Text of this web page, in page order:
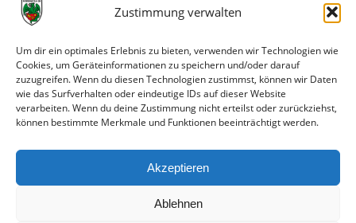
Zustimmung verwalten
Um dir ein optimales Erlebnis zu bieten, verwenden wir Technologien wie
Cookies, um Geräteinformationen zu speichern und/oder darauf
zuzugreifen. Wenn du diesen Technologien zustimmst, können wir Daten
wie das Surfverhalten oder eindeutige IDs auf dieser Website
verarbeiten. Wenn du deine Zustimmung nicht erteilst oder zurückziehst,
können bestimmte Merkmale und Funktionen beeinträchtigt werden.
Akzeptieren
Ablehnen
das am Sonntag stattfindende Lokalderby gegen
TuS Neuhausen 1b spannende neunzig Minuten,
mögen mir verzeihen, der Sieger Wormatia
heißen möge.
Alle bisherigen Partien der beiden Mannschaften
anzeigen